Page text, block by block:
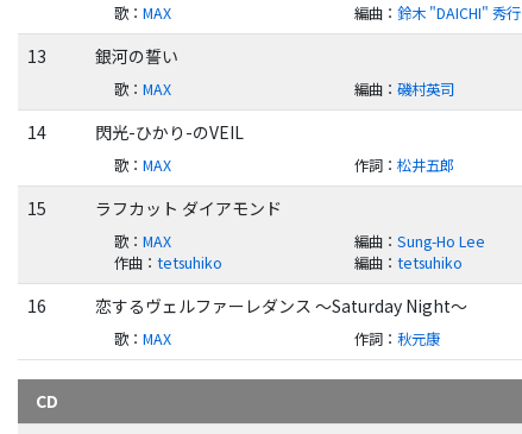
歌 ：MAX 編曲 ：鈴木 "DAICHI" 秀行
13 銀河の誓い
歌 ：MAX 編曲 ：磯村英司
14 閃光-ひかり-のVEIL
歌 ：MAX 作詞 ：松井五郎
15 ラフカット ダイアモンド
歌 ：MAX 編曲 ：Sung-Ho Lee
作曲 ：tetsuhiko 編曲 ：tetsuhiko
16 恋するヴェルファーレダンス ～Saturday Night～
歌 ：MAX 作詞 ：秋元康
CD